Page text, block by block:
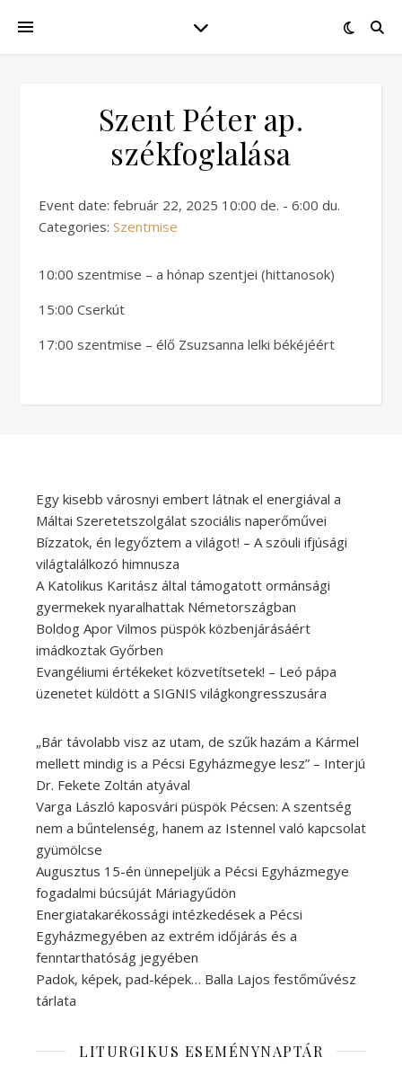
Szent Péter ap.
székfoglalása
Event date: február 22, 2025 10:00 de. - 6:00 du.
Categories: Szentmise
10:00 szentmise – a hónap szentjei (hittanosok)
15:00 Cserkút
17:00 szentmise – élő Zsuzsanna lelki békéjéért
Egy kisebb városnyi embert látnak el energiával a
Máltai Szeretetszolgálat szociális naperőművei
Bízzatok, én legyőztem a világot! – A szöuli ifjúsági
világtalálkozó himnusza
A Katolikus Karitász által támogatott ormánsági
gyermekek nyaralhattak Németországban
Boldog Apor Vilmos püspök közbenjárásáért
imádkoztak Győrben
Evangéliumi értékeket közvetítsetek! – Leó pápa
üzenetet küldött a SIGNIS világkongresszusára
„Bár távolabb visz az utam, de szűk hazám a Kármel
mellett mindig is a Pécsi Egyházmegye lesz” – Interjú
Dr. Fekete Zoltán atyával
Varga László kaposvári püspök Pécsen: A szentség
nem a bűntelenség, hanem az Istennel való kapcsolat
gyümölcse
Augusztus 15-én ünnepeljük a Pécsi Egyházmegye
fogadalmi búcsúját Máriagyűdön
Energiatakarékossági intézkedések a Pécsi
Egyházmegyében az extrém időjárás és a
fenntarthatóság jegyében
Padok, képek, pad-képek… Balla Lajos festőművész
tárlata
LITURGIKUS ESEMÉNYNAPTÁR